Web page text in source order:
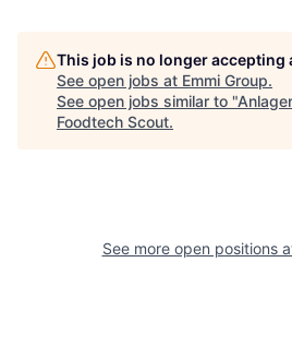
This job is no longer accepting
See open jobs at Emmi Group.
See open jobs similar to "
Foodtech Scout.
See more open positions